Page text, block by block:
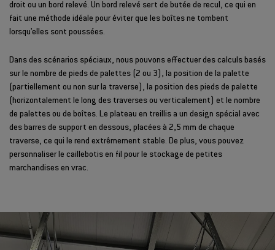
droit ou un bord relevé. Un bord relevé sert de butée de recul, ce qui en
fait une méthode idéale pour éviter que les boîtes ne tombent
lorsqu'elles sont poussées.
Dans des scénarios spéciaux, nous pouvons effectuer des calculs basés
sur le nombre de pieds de palettes (2 ou 3), la position de la palette
(partiellement ou non sur la traverse), la position des pieds de palette
(horizontalement le long des traverses ou verticalement) et le nombre
de palettes ou de boîtes. Le plateau en treillis a un design spécial avec
des barres de support en dessous, placées à 2,5 mm de chaque
traverse, ce qui le rend extrêmement stable. De plus, vous pouvez
personnaliser le caillebotis en fil pour le stockage de petites
marchandises en vrac.